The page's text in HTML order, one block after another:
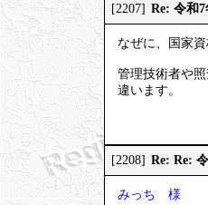
[2207] Re: 令和
なぜに、国家
管理技術者や
違います。
[2208] Re: Re:
みっち 様